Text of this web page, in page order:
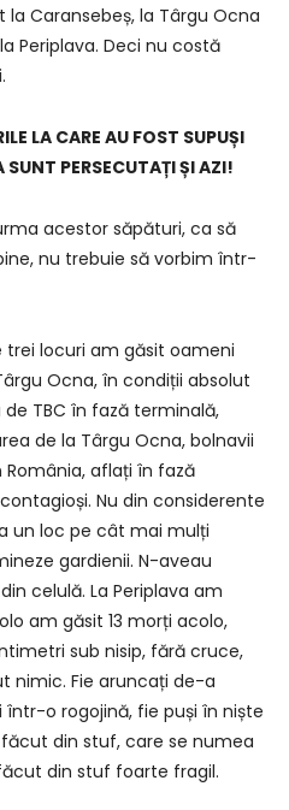
Caransebeș, la Târgu Ocna
Periplava. Deci nu costă
LA CARE AU FOST SUPUȘI
PERSECUTAȚI ȘI AZI!
acestor săpături, ca să
nu trebuie să vorbim într-
trei locuri am găsit oameni
Ocna, în condiții absolut
TBC în fază terminală,
de la Târgu Ocna, bolnavii
România, aflați în fază
Nu din considerente
un loc pe cât mai mulți
gardienii. N-aveau
celulă. La Periplava am
am găsit 13 morți acolo,
sub nisip, fără cruce,
nimic. Fie aruncați de-a
o rogojină, fie puși în niște
din stuf, care se numea
din stuf foarte fragil.